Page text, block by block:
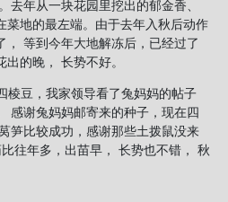
去年从一块花园里挖出的郁金香、
菜地的最左端。由于去年入秋后动作
， 等到今年大地解冻后，已经过了
的晚， 长势不好。
棱豆，我家领导看了兔妈妈的帖子
感谢兔妈妈邮寄来的种子，现在四
笋比较成功，感谢那些土拨鼠没来
往年多，出苗早， 长势也不错， 秋